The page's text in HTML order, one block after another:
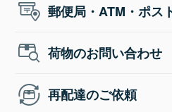
郵便局・ATM・ポス
荷物のお問い合わせ
再配達のご依頼